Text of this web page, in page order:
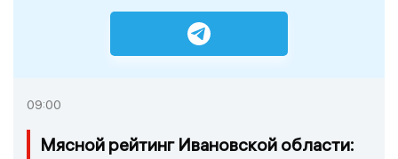
09:00
Мясной рейтинг Ивановской области: